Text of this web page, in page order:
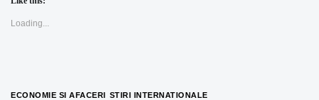
Loading...
ECONOMIE SI AFACERI STIRI INTERNATIONALE